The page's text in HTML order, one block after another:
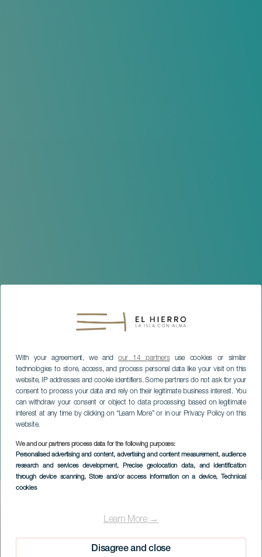
With your agreement, we andour 14 partnersuse cookies or similar
technologies to store, access, and process personal data like your visit on this
website, IP addresses and cookie identifiers. Some partners do not ask for your
consent to process your data and rely on their legitimate business interest. You
can withdraw your consent or object to data processing based on legitimate
interest at any time by clicking on “Learn More” or in our Privacy Policy on this
website.
We and our partners process data for the following purposes:
Personalised advertising and content, advertising and content measurement, audience
research and services development, Precise geolocation data, and identification
through device scanning, Store and/or access information on a device, Technical
cookies
Learn More →
Disagree and close
Insular ExpoFair
EL HIERRO